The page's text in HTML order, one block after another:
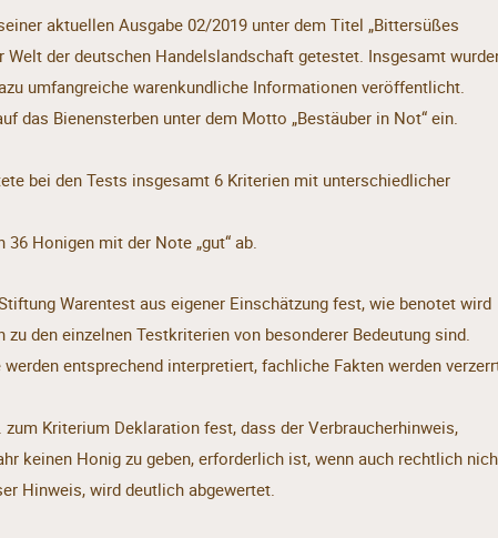
aktuellen Ausgabe 02/2019 unter dem Titel „Bittersüßes
Welt der deutschen Handelslandschaft getestet. Insgesamt
umfangreiche warenkundliche Informationen veröffentlicht.
das Bienensterben unter dem Motto „Bestäuber in Not“ ein.
bei den Tests insgesamt 6 Kriterien mit unterschiedlicher
Honigen mit der Note „gut“ ab.
Warentest aus eigener Einschätzung fest, wie benotet wird
zu den einzelnen Testkriterien von besonderer Bedeutung sind.
entsprechend interpretiert, fachliche Fakten werden
zum Kriterium Deklaration fest, dass der Verbraucherhinweis,
keinen Honig zu geben, erforderlich ist, wenn auch rechtlich
Hinweis, wird deutlich abgewertet.